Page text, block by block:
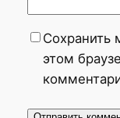
Сохранить
этом